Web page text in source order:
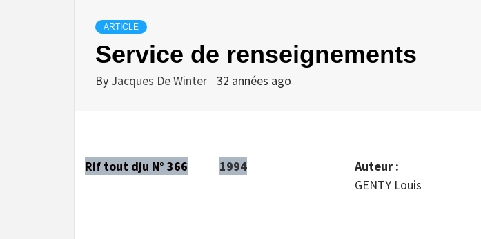
ARTICLE
Service de renseignements
By Jacques De Winter 32 années ago
Rif tout dju N° 366 1994
Auteur :
GENTY Louis